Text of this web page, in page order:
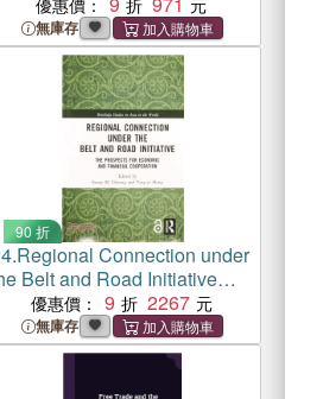
優惠價：
無庫存
90 折
Regional Connection under
Belt and Road Initiative：
The Prospects for Economic
and Financial Cooperation
優惠價： 9 2267
無庫存